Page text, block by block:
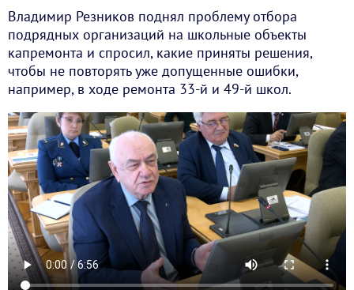
Владимир Резников поднял проблему отбора
подрядных организаций на школьные объекты
капремонта и спросил, какие приняты решения,
чтобы не повторять уже допущенные ошибки,
например, в ходе ремонта 33-й и 49-й школ.